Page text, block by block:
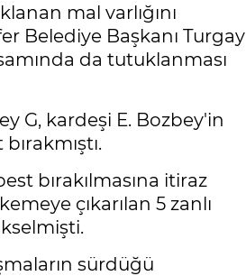
mal varlığını
Belediye Başkanı Turgay
da tutuklanması
G, kardeşi E. Bozbey'in
bırakılmasına itiraz
çıkarılan 5 zanlı
sürdüğü